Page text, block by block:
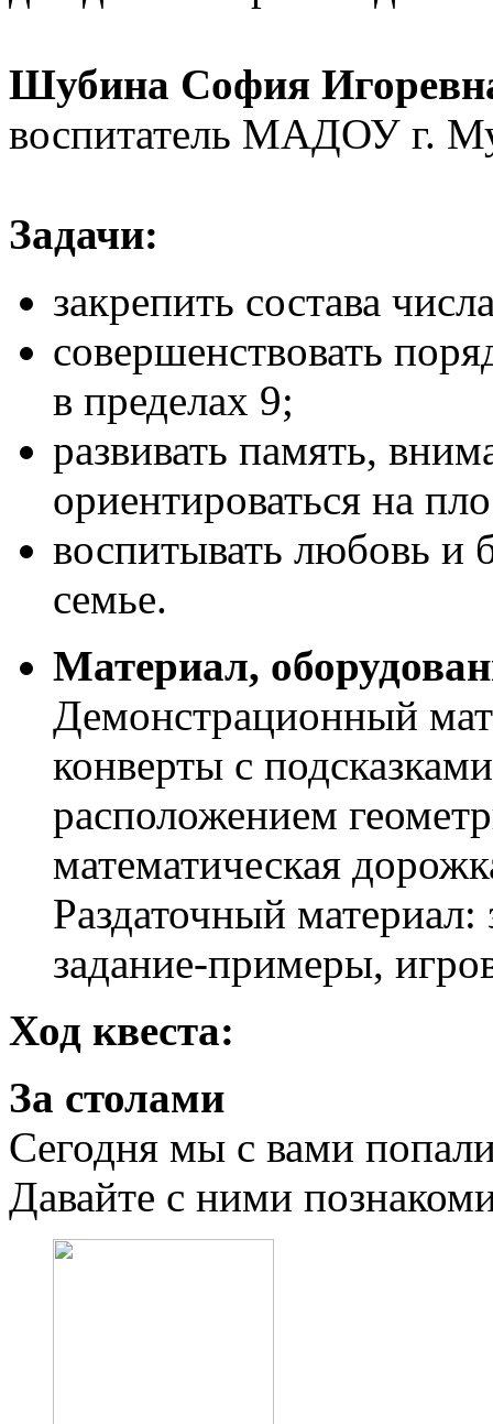
Шубина София
воспитатель МАДОУ г.
Задачи:
закрепить состава
совершенствовать
в пределах 9;
развивать память,
ориентироваться на
воспитывать любовь и
семье.
Материал,
Демонстрационный
конверты с
расположением
математическая
Раздаточный материал:
задание-примеры,
Ход квеста:
За столами
Сегодня мы с вами
Давайте с ними